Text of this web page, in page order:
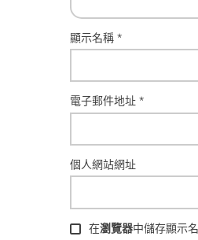
顯示名稱 *
電子郵件地址 *
個人網站網址
在瀏覽器中儲存顯示